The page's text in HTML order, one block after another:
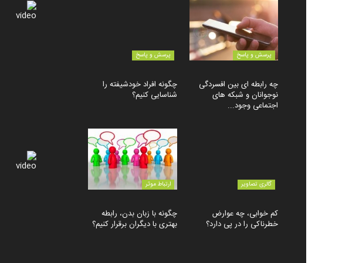
پرسش و پاسخ
چگونه افراد خودشیفته را
شناسایی کنیم؟
پرسش و پاسخ
چه رابطه ای بین افسردگی
نوجوانان و شبکه های
اجتماعی وجود...
ارتباط موثر
چگونه با زبان بدن، رابطه
بهتری با دیگران برقرار کنیم؟
گالری تصاویر
کم خوابی، چه عوارض
خطرناکی را در پی دارد؟